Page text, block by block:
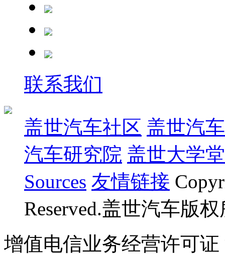
联系我们
盖世汽车社区 盖世汽
汽车研究院 盖世大学堂
Sources 友情链接
Reserved.盖世汽车版
增值电信业务经营许可证